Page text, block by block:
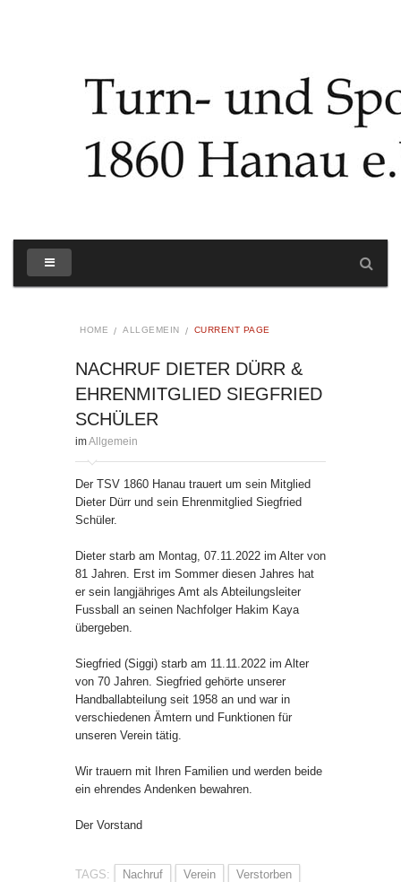
HOME ALLGEMEIN CURRENT PAGE
NACHRUF DIETER DÜRR &
EHRENMITGLIED SIEGFRIED
SCHÜLER
imAllgemein
Der TSV 1860 Hanau trauert um sein Mitglied
Dieter Dürr und sein Ehrenmitglied Siegfried
Schüler.
Dieter starb am Montag, 07.11.2022 im Alter von
81 Jahren. Erst im Sommer diesen Jahres hat
er sein langjähriges Amt als Abteilungsleiter
Fussball an seinen Nachfolger Hakim Kaya
übergeben.
Siegfried (Siggi) starb am 11.11.2022 im Alter
von 70 Jahren. Siegfried gehörte unserer
Handballabteilung seit 1958 an und war in
verschiedenen Ämtern und Funktionen für
unseren Verein tätig.
Wir trauern mit Ihren Familien und werden beide
ein ehrendes Andenken bewahren.
Der Vorstand
TAGS: Nachruf Verein Verstorben